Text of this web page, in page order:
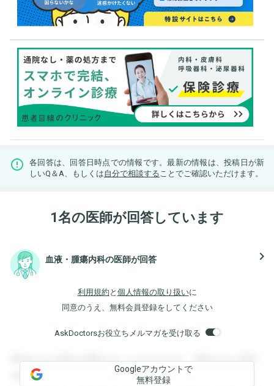
各回答は、回答日時点での情報です。最新の情報は、投稿日が新
しいQ＆A、もしくは自分で相談する ことでご確認いただけます。
1名の医師が回答しています
血液・腫瘍内科の医師が回答 navigate_next
利用規約 と 個人情報の取り扱いに
同意のうえ、無料会員登録をしてください
AskDoctorsお役立ちメルマガを受け取る
登録すると回答を閲覧することができます。登録すると回答
を閲覧することができます。登録すると回答を閲覧すること
Googleアカウントで
無料登録